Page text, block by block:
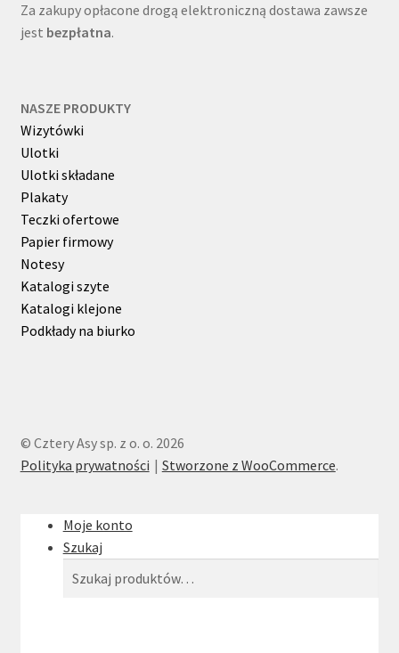
Za zakupy opłacone drogą elektroniczną dostawa zawsze
jest bezpłatna.
NASZE PRODUKTY
Wizytówki
Ulotki
Ulotki składane
Plakaty
Teczki ofertowe
Papier firmowy
Notesy
Katalogi szyte
Katalogi klejone
Podkłady na biurko
© Cztery Asy sp. z o. o. 2026
Polityka prywatności
Stworzone z WooCommerce.
Moje konto
Szukaj